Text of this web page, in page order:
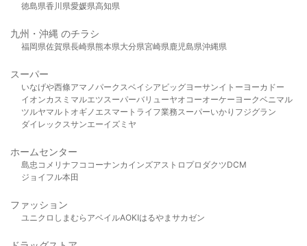
徳島県香川県愛媛県高知県
九州・沖縄 のチラシ
福岡県佐賀県長崎県熊本県大分県宮崎県鹿児島県沖縄県
スーパー
いなげや西條アマノパークスベイシア ビッグヨーサンイトーヨーカドー
イオンカスミ マルエツスーパーバリューヤオコーオーケー ヨークベニマル
ツルヤマルト オギノ エスマート ライフ業務スーパーいかり フジグラン
ダイレックスサンエーイズミヤ
ホームセンター
島忠 コメリ ナフコ コーナンカインズアストロプロダクツDCM
ジョイフル本田
ファッション
ユニクロ しまむら アベイルAOKIはるやま サカゼン